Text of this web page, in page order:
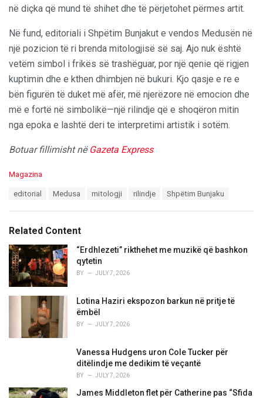
në diçka që mund të shihet dhe të përjetohet përmes artit.
Në fund, editoriali i Shpëtim Bunjakut e vendos Medusën në
një pozicion të ri brenda mitologjisë së saj. Ajo nuk është
vetëm simbol i frikës së trashëguar, por një qenie që rigjen
kuptimin dhe e kthen dhimbjen në bukuri. Kjo qasje e re e
bën figurën të duket më afër, më njerëzore në emocion dhe
më e fortë në simbolikë—një rilindje që e shoqëron mitin
nga epoka e lashtë deri te interpretimi artistik i sotëm.
Botuar fillimisht në Gazeta Express
C
o
r
i
e
s
:
Magazina
:
editorial Medusa mitologji rilindje Shpëtim Bunjaku
Related Content
“Erdhlezeti” rikthehet me muzikë që bashkon
qytetin
BY JULY 7, 2026
Lotina Haziri ekspozon barkun në pritje të
ëmbël
BY JULY 7, 2026
Vanessa Hudgens uron Cole Tucker për
ditëlindje me dedikim të veçantë
BY JULY 7, 2026
James Middleton flet për Catherine pas “Sfida